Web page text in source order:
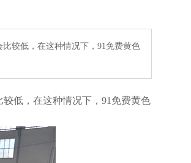
，在这种情况下，91免费黄色
，在这种情况下，91免费黄色